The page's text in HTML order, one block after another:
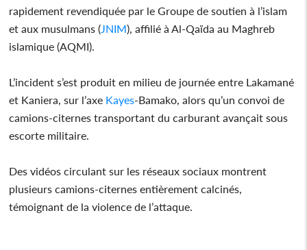
rapidement revendiquée par le Groupe de soutien à l’islam
et aux musulmans (JNIM), affilié à Al-Qaïda au Maghreb
islamique (AQMI).
L’incident s’est produit en milieu de journée entre Lakamané
et Kaniera, sur l’axe Kayes-Bamako, alors qu’un convoi de
camions-citernes transportant du carburant avançait sous
escorte militaire.
Des vidéos circulant sur les réseaux sociaux montrent
plusieurs camions-citernes entièrement calcinés,
témoignant de la violence de l’attaque.